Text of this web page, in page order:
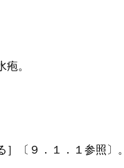
。
〔９．１．１参照〕。